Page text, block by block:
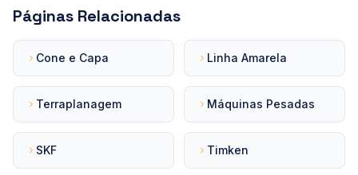
Páginas Relacionadas
Cone e Capa Linha Amarela
Terraplanagem Máquinas Pesadas
SKF Timken